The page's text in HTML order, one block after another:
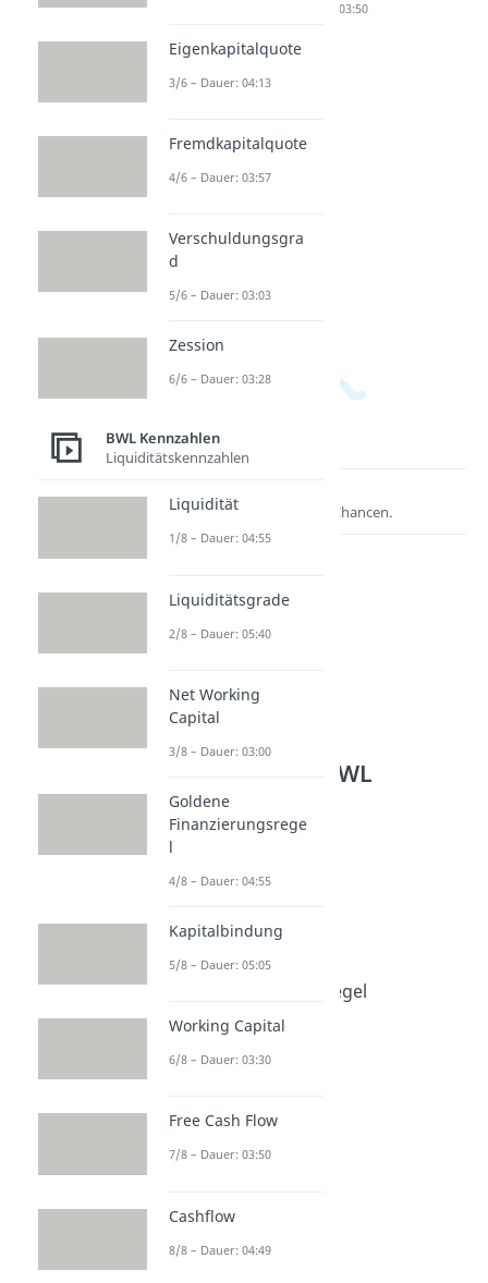
Dauer: 05:05 Dauer: 03:50
Entdecke hier deine Chancen.
Weitere Inhalte: BWL
Kennzahlen
Liquiditätskennzahlen
Liquidität
Dauer: 04:55
Dauer: 05:40
Net Working Capital
Dauer: 03:00
Goldene Finanzierungsregel
Kapitalbindung
Dauer: 05:05
Working Capital
Free Cash Flow
Dauer: 03:50
Cashflow
Eigenkapitalquote
3/6 – Dauer: 04:13
Fremdkapitalquote
4/6 – Dauer: 03:57
Verschuldungsgra
d
5/6 – Dauer: 03:03
Zession
6/6 – Dauer: 03:28
BWL Kennzahlen
Liquiditätskennzahlen
Liquidität
1/8 – Dauer: 04:55
Liquiditätsgrade
2/8 – Dauer: 05:40
Net Working
Capital
3/8 – Dauer: 03:00
Goldene
Finanzierungsrege
l
4/8 – Dauer: 04:55
Kapitalbindung
5/8 – Dauer: 05:05
Working Capital
6/8 – Dauer: 03:30
Free Cash Flow
7/8 – Dauer: 03:50
Cashflow
8/8 – Dauer: 04:49